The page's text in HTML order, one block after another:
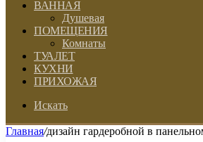
ВАННАЯ
Душевая
ПОМЕЩЕНИЯ
Комнаты
ТУАЛЕТ
КУХНИ
ПРИХОЖАЯ
Искать
Главная/дизайн гардеробной в